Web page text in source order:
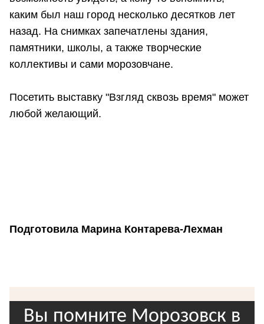
каким был наш город несколько десятков лет
назад. На снимках запечатлены здания,
памятники, школы, а также творческие
коллективы и сами морозовчане.
Посетить выставку "Взгляд сквозь время" может
любой желающий.
Подготовила Марина Контарева-Лехман